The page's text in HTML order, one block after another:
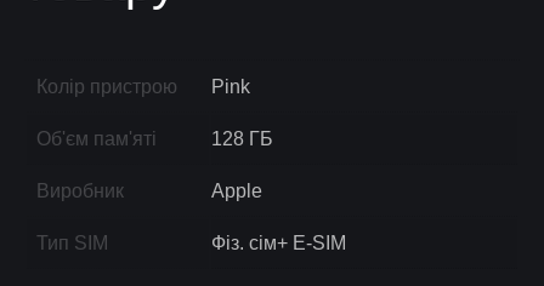
Колір пристрою Pink
Об'єм пам'яті 128 ГБ
Виробник Apple
Тип SIM Фіз. сім+ E-SIM